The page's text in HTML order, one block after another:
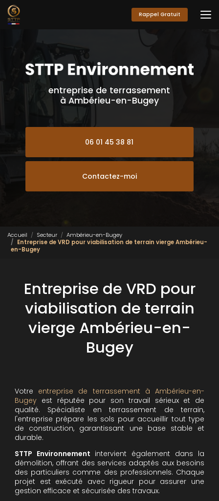
Aller
au
contenu
Rappel Gratuit
entreprise de terrassement
à Ambérieu-en-Bugey
06 01 45 38 81
Contactez-moi
Accueil Secteur
Ambérieu-en-Bugey
Entreprise de VRD pour viabilisation de terrain vierge Ambérieu-
en-Bugey
Entreprise de VRD pour
viabilisation de terrain
vierge Ambérieu-en-
Bugey
Votre entreprise de terrassement à Ambérieu-en-
Bugey est réputée pour son travail sérieux et de
qualité. Spécialiste en terrassement de terrain,
l'entreprise prépare les sols pour accueillir tout type
de construction, garantissant une base stable et
durable.
STTP Environnement intervient également dans la
démolition, offrant des services adaptés aux besoins
des particuliers comme des professionnels. Chaque
projet est exécuté avec rigueur pour assurer une
gestion efficace et sécurisée des travaux.